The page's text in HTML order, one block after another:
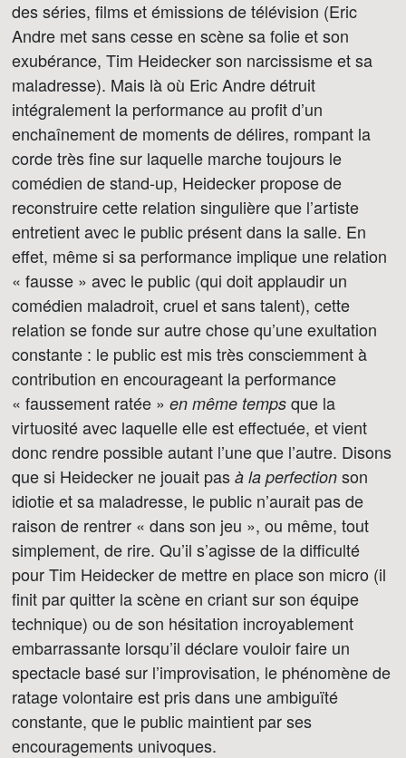
des séries, films et émissions de télévision (Eric
Andre met sans cesse en scène sa folie et son
exubérance, Tim Heidecker son narcissisme et sa
maladresse). Mais là où Eric Andre détruit
intégralement la performance au profit d’un
enchaînement de moments de délires, rompant la
corde très fine sur laquelle marche toujours le
comédien de stand-up, Heidecker propose de
reconstruire cette relation singulière que l’artiste
entretient avec le public présent dans la salle. En
effet, même si sa performance implique une relation
« fausse » avec le public (qui doit applaudir un
comédien maladroit, cruel et sans talent), cette
relation se fonde sur autre chose qu’une exultation
constante : le public est mis très consciemment à
contribution en encourageant la performance
« faussement ratée » en même temps que la
virtuosité avec laquelle elle est effectuée, et vient
donc rendre possible autant l’une que l’autre. Disons
que si Heidecker ne jouait pas à la perfection son
idiotie et sa maladresse, le public n’aurait pas de
raison de rentrer « dans son jeu », ou même, tout
simplement, de rire. Qu’il s’agisse de la difficulté
pour Tim Heidecker de mettre en place son micro (il
finit par quitter la scène en criant sur son équipe
technique) ou de son hésitation incroyablement
embarrassante lorsqu’il déclare vouloir faire un
spectacle basé sur l’improvisation, le phénomène de
ratage volontaire est pris dans une ambiguïté
constante, que le public maintient par ses
encouragements univoques.